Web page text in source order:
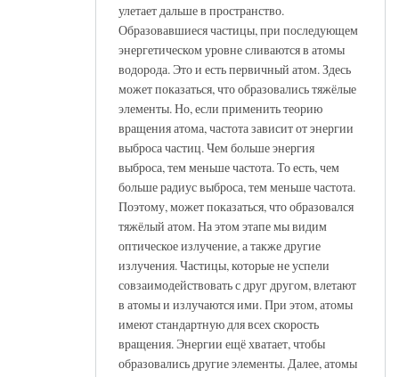
улетает дальше в пространство.
Образовавшиеся частицы, при последующем
энергетическом уровне сливаются в атомы
водорода. Это и есть первичный атом. Здесь
может показаться, что образовались тяжёлые
элементы. Но, если применить теорию
вращения атома, частота зависит от энергии
выброса частиц. Чем больше энергия
выброса, тем меньше частота. То есть, чем
больше радиус выброса, тем меньше частота.
Поэтому, может показаться, что образовался
тяжёлый атом. На этом этапе мы видим
оптическое излучение, а также другие
излучения. Частицы, которые не успели
совзаимодействовать с друг другом, влетают
в атомы и излучаются ими. При этом, атомы
имеют стандартную для всех скорость
вращения. Энергии ещё хватает, чтобы
образовались другие элементы. Далее, атомы